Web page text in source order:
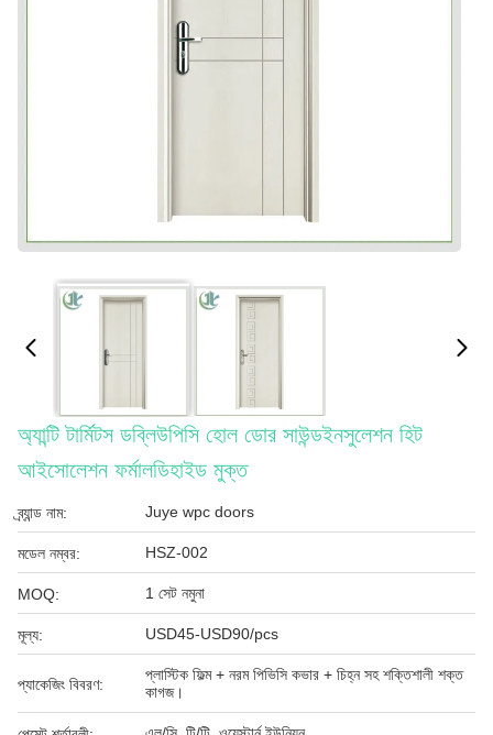
অ্যান্টি টার্মিটস ডব্লিউপিসি হোল ডোর সাউন্ডইনসুলেশন হিট
আইসোলেশন ফর্মালডিহাইড মুক্ত
ব্র্যান্ড নাম: Juye wpc doors
মডেল নম্বর: HSZ-002
MOQ: 1 সেট নমুনা
মূল্য: USD45-USD90/pcs
প্যাকেজিং বিবরণ:
প্লাস্টিক ফিল্ম + নরম পিভিসি কভার + চিহ্ন সহ শক্তিশালী শক্ত
কাগজ।